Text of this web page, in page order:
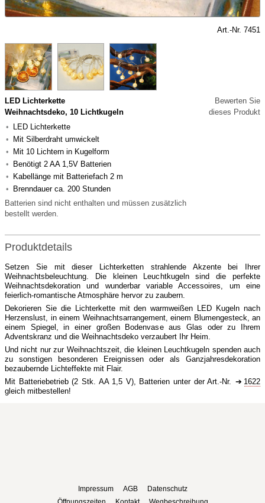
Art.-Nr. 7451
LED Lichterkette
Weihnachtsdeko, 10 Lichtkugeln
LED Lichterkette
Mit Silberdraht umwickelt
Mit 10 Lichtern in Kugelform
Benötigt 2 AA 1,5V Batterien
Kabellänge mit Batteriefach 2 m
Brenndauer ca. 200 Stunden
Batterien sind nicht enthalten und müssen zusätzlich
bestellt werden.
Bewerten Sie
dieses Produkt
Produktdetails
Setzen Sie mit dieser Lichterketten strahlende Akzente bei Ihrer
Weihnachtsbeleuchtung. Die kleinen Leuchtkugeln sind die perfekte
Weihnachtsdekoration und wunderbar variable Accessoires, um eine
feierlich-romantische Atmosphäre hervor zu zaubern.
Dekorieren Sie die Lichterkette mit den warmweißen LED Kugeln nach
Herzenslust, in einem Weihnachtsarrangement, einem Blumengesteck, an
einem Spiegel, in einer großen Bodenvase aus Glas oder zu Ihrem
Adventskranz und die Weihnachtsdeko verzaubert Ihr Heim.
Und nicht nur zur Weihnachtszeit, die kleinen Leuchtkugeln spenden auch
zu sonstigen besonderen Ereignissen oder als Ganzjahresdekoration
bezaubernde Lichteffekte mit Flair.
Mit Batteriebetrieb (2 Stk. AA 1,5 V), Batterien unter der Art.-Nr.
1622
gleich mitbestellen!
Impressum AGB
Datenschutz